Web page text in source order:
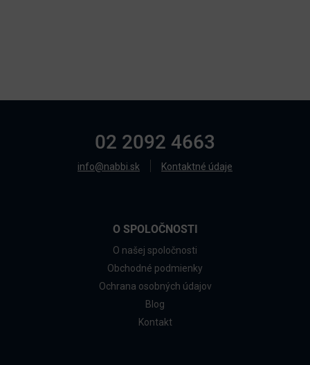
02 2092 4663
info@nabbi.sk Kontaktné údaje
O SPOLOČNOSTI
O našej spoločnosti
Obchodné podmienky
Ochrana osobných údajov
Blog
Kontakt